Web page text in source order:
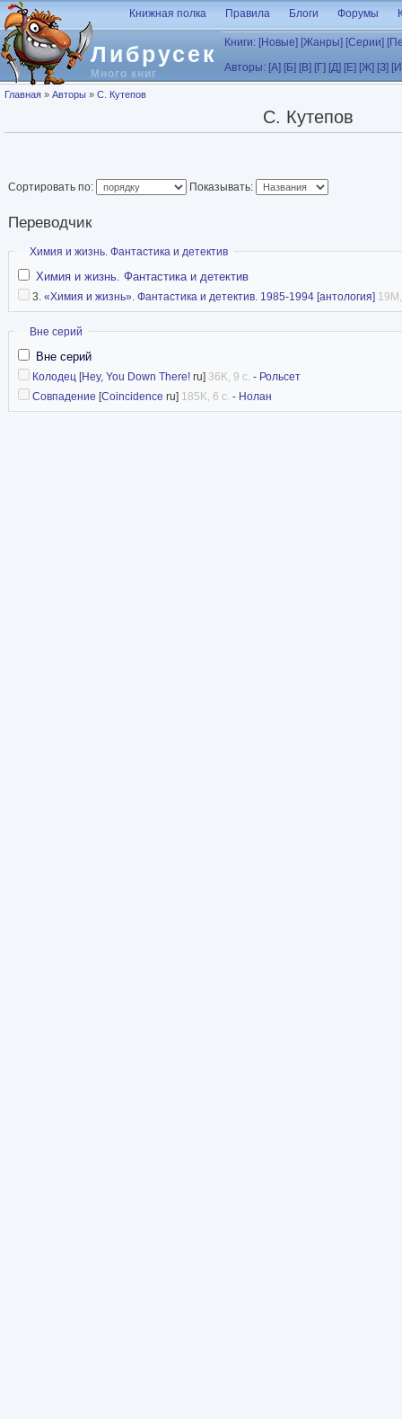
Перейти к основному содержанию
Либрусек
Много книг
Книжная полка Правила Блоги Форумы
Книги: [Новые] [Жанры] [Серии]
Авторы: [А] [Б] [В] [Г] [Д] [Е] [Ж] [З]
Вы здесь
Главная » Авторы » С. Кутепов
С. Кутепов
Сортировать по: Показывать:
Переводчик
Скрыть
Химия и жизнь. Фантастика и детектив
Химия и жизнь. Фантастика и детектив
3. «Химия и жизнь». Фантастика и детектив. 1985-1994 [антология]
Скрыть
Вне серий
Вне серий
Колодец [Hey, You Down There! ru] 36K, 9 с. - Рольсет
Совпадение [Coincidence ru] 185K, 6 с. - Нолан